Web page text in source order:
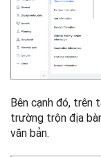
Bên cạnh đó, trên
trường trộn địa
văn bản.